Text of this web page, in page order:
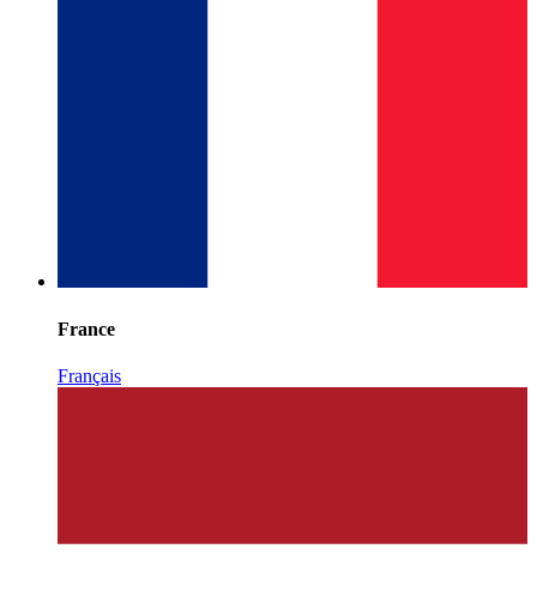
France
Français